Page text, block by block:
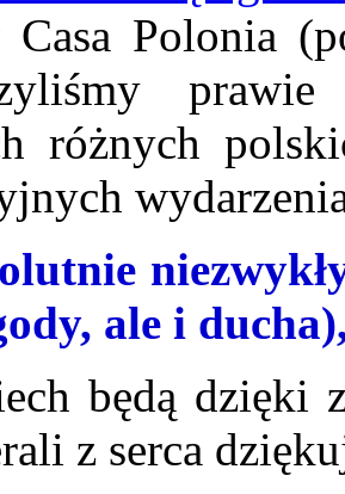
Casa Polonia
różnych
ale i
będą dzięki
z serca